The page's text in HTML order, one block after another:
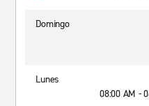
Domingo
Lunes
08:00 AM -